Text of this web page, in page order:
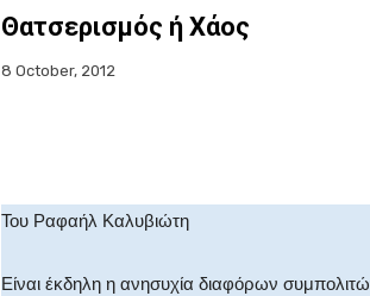
Θατσερισμός ή Χάος
8 October, 2012
Του Ραφαήλ Καλυβιώτη
Είναι έκδηλη η ανησυχία διαφόρων